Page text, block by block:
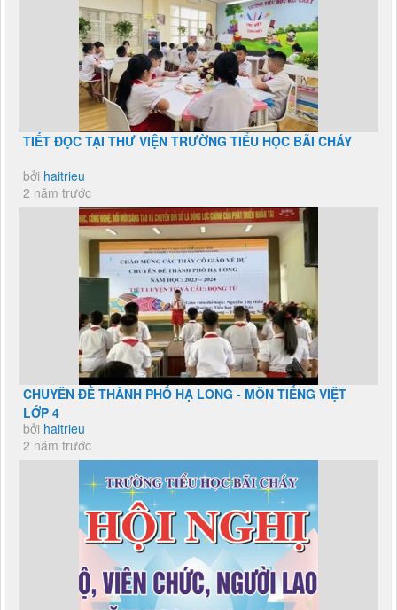
TIẾT ĐỌC TẠI THƯ VIỆN TRƯỜNG TIỂU HỌC BÃI CHÁY
bởi haitrieu
2 năm trước
CHUYÊN ĐỀ THÀNH PHỐ HẠ LONG - MÔN TIẾNG VIỆT
LỚP 4
bởi haitrieu
2 năm trước